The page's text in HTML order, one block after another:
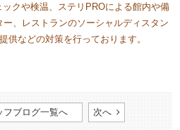
クや検温、ステリPROによる館内や備
、レストランのソーシャルディスタン
供などの対策を行っております。​
フブログ一覧へ 次へ